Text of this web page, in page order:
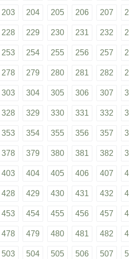
203 204 205 206 207
228 229 230 231 232
253 254 255 256 257
278 279 280 281 282
303 304 305 306 307
328 329 330 331 332
353 354 355 356 357
378 379 380 381 382
403 404 405 406 407
428 429 430 431 432
453 454 455 456 457
478 479 480 481 482
503 504 505 506 507